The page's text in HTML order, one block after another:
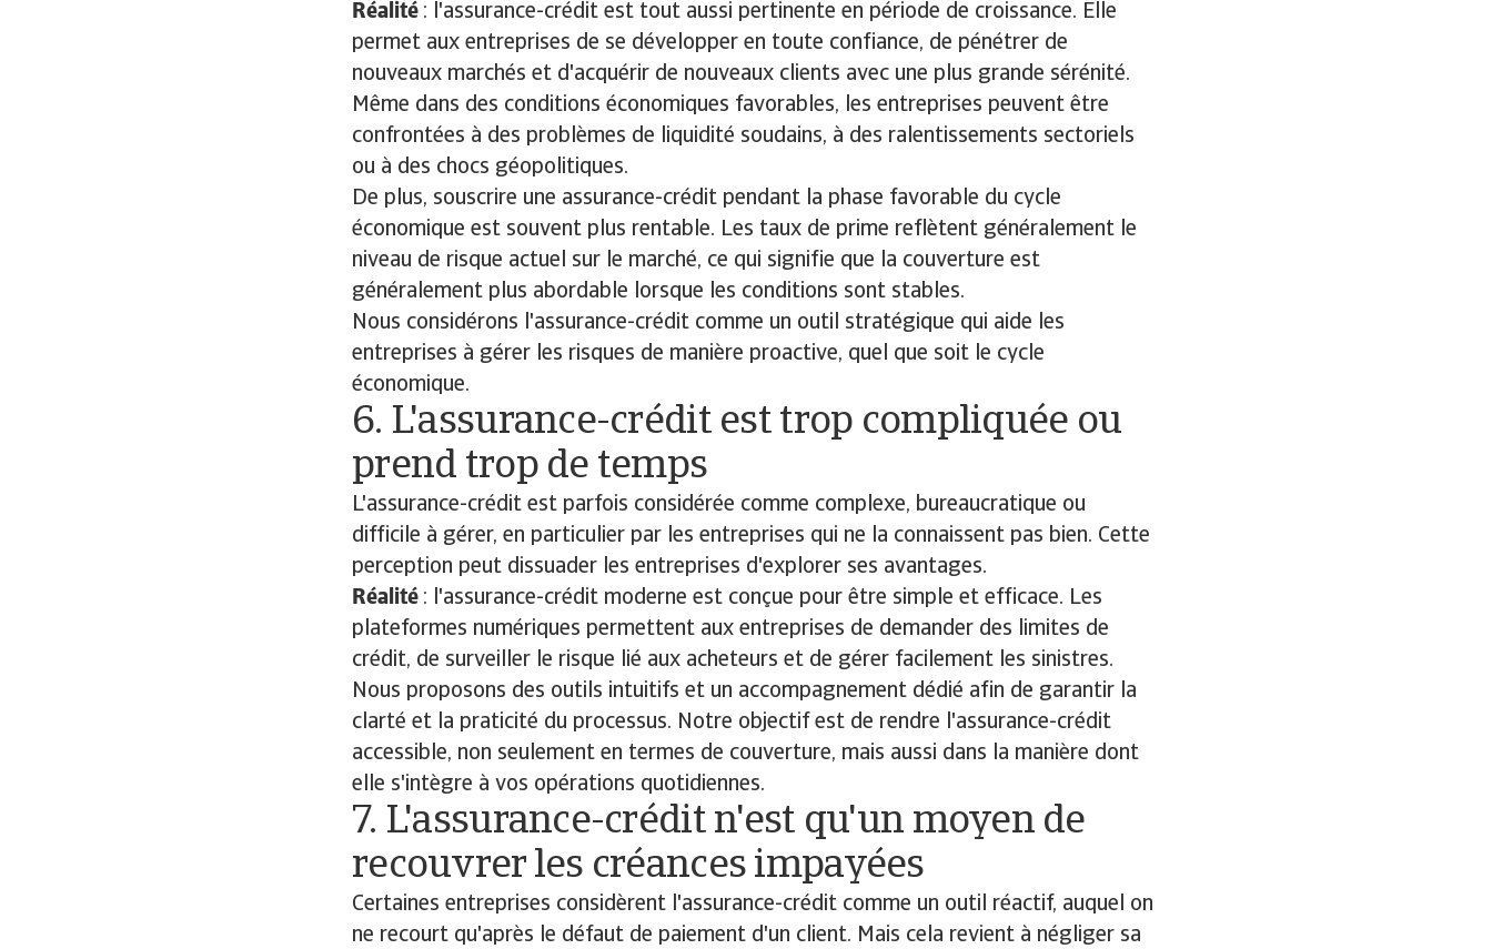
Réalité : l'assurance-crédit est tout aussi pertinente en période de croissance. Elle
permet aux entreprises de se développer en toute confiance, de pénétrer de
nouveaux marchés et d'acquérir de nouveaux clients avec une plus grande sérénité.
Même dans des conditions économiques favorables, les entreprises peuvent être
confrontées à des problèmes de liquidité soudains, à des ralentissements sectoriels
ou à des chocs géopolitiques.
De plus, souscrire une assurance-crédit pendant la phase favorable du cycle
économique est souvent plus rentable. Les taux de prime reflètent généralement le
niveau de risque actuel sur le marché, ce qui signifie que la couverture est
généralement plus abordable lorsque les conditions sont stables.
Nous considérons l'assurance-crédit comme un outil stratégique qui aide les
entreprises à gérer les risques de manière proactive, quel que soit le cycle
économique.
6. L'assurance-crédit est trop compliquée ou
prend trop de temps
L'assurance-crédit est parfois considérée comme complexe, bureaucratique ou
difficile à gérer, en particulier par les entreprises qui ne la connaissent pas bien. Cette
perception peut dissuader les entreprises d'explorer ses avantages.
Réalité : l'assurance-crédit moderne est conçue pour être simple et efficace. Les
plateformes numériques permettent aux entreprises de demander des limites de
crédit, de surveiller le risque lié aux acheteurs et de gérer facilement les sinistres.
Nous proposons des outils intuitifs et un accompagnement dédié afin de garantir la
clarté et la praticité du processus. Notre objectif est de rendre l'assurance-crédit
accessible, non seulement en termes de couverture, mais aussi dans la manière dont
elle s'intègre à vos opérations quotidiennes.
7. L'assurance-crédit n'est qu'un moyen de
recouvrer les créances impayées
Certaines entreprises considèrent l'assurance-crédit comme un outil réactif, auquel on
ne recourt qu'après le défaut de paiement d'un client. Mais cela revient à négliger sa